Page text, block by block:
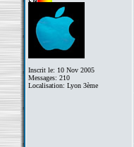
Inscrit le: 10 Nov 2005
Messages: 210
Localisation: Lyon 3ème